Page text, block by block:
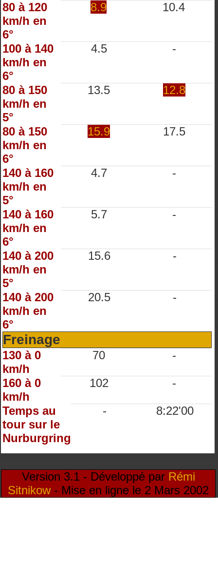
80 à 120
km/h en
6°
8.9 10.4
100 à 140
km/h en
6°
4.5 -
80 à 150
km/h en
5°
13.5 12.8
80 à 150
km/h en
6°
15.9 17.5
140 à 160
km/h en
5°
4.7 -
140 à 160
km/h en
6°
5.7 -
140 à 200
km/h en
5°
15.6 -
140 à 200
km/h en
6°
20.5 -
Freinage
130 à 0
km/h
70 -
160 à 0
km/h
102 -
Temps au
tour sur le
Nurburgring
- 8:22'00
Version 3.1 - Développé par Rémi
Sitnikow- Mise en ligne le 2 Mars 2002